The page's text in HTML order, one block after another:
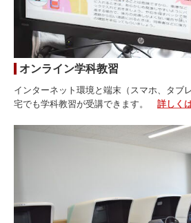
オンライン学科教習
インターネット環境と端末（スマホ、タブ
宅でも学科教習が受講できます。 詳しく